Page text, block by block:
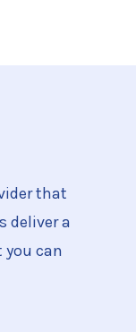
that
deliver a
you can